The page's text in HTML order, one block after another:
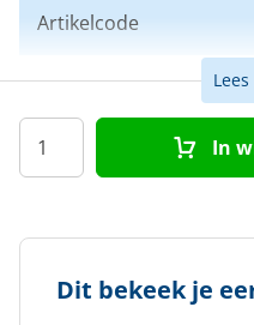
Artikelcode
Maat
Kleur In
Dit bekeek je